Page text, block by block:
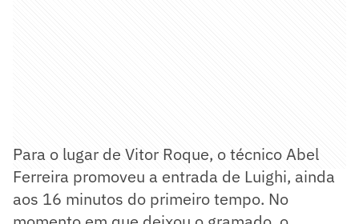
Para o lugar de Vitor Roque, o técnico Abel
Ferreira promoveu a entrada de Luighi, ainda
aos 16 minutos do primeiro tempo. No